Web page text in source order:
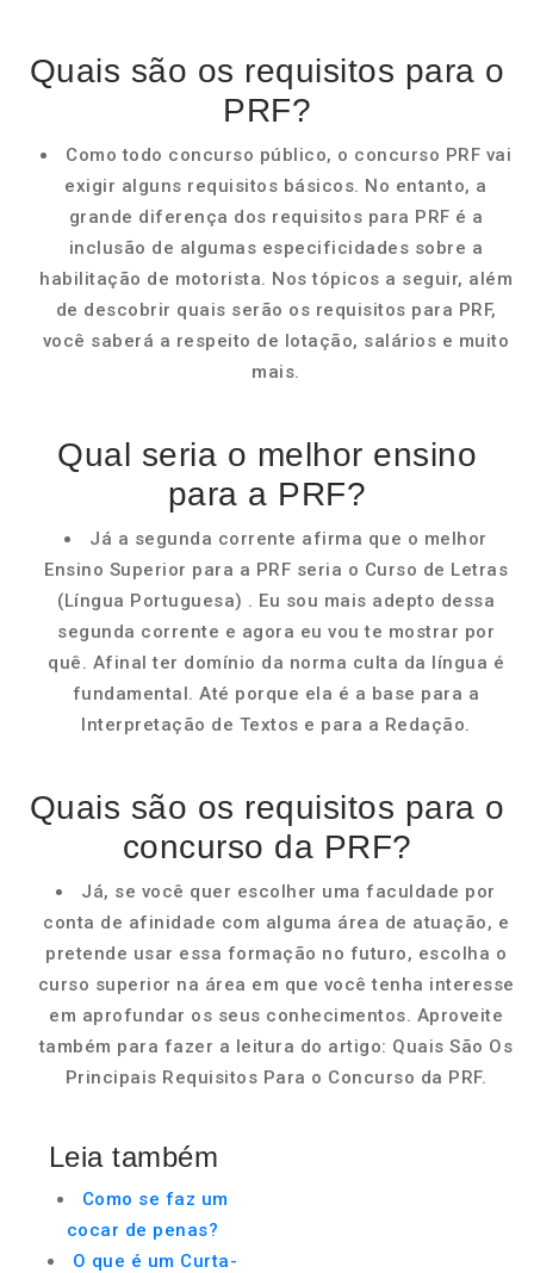
Quais são os requisitos para o
PRF?
Como todo concurso público, o concurso PRF vai
exigir alguns requisitos básicos. No entanto, a
grande diferença dos requisitos para PRF é a
inclusão de algumas especificidades sobre a
habilitação de motorista. Nos tópicos a seguir, além
de descobrir quais serão os requisitos para PRF,
você saberá a respeito de lotação, salários e muito
mais.
Qual seria o melhor ensino
para a PRF?
Já a segunda corrente afirma que o melhor
Ensino Superior para a PRF seria o Curso de Letras
(Língua Portuguesa) . Eu sou mais adepto dessa
segunda corrente e agora eu vou te mostrar por
quê. Afinal ter domínio da norma culta da língua é
fundamental. Até porque ela é a base para a
Interpretação de Textos e para a Redação.
Quais são os requisitos para o
concurso da PRF?
Já, se você quer escolher uma faculdade por
conta de afinidade com alguma área de atuação, e
pretende usar essa formação no futuro, escolha o
curso superior na área em que você tenha interesse
em aprofundar os seus conhecimentos. Aproveite
também para fazer a leitura do artigo: Quais São Os
Principais Requisitos Para o Concurso da PRF.
Leia também
Como se faz um
cocar de penas?
O que é um Curta-